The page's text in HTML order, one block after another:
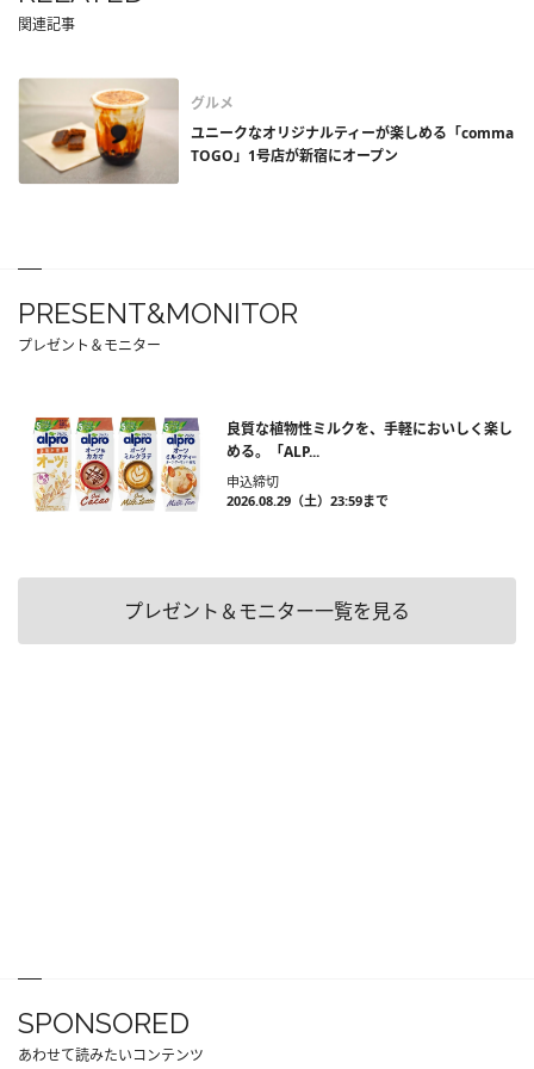
関連記事
グルメ
ユニークなオリジナルティーが楽しめる「comma
TOGO」1号店が新宿にオープン
PRESENT&MONITOR
プレゼント＆モニター
良質な植物性ミルクを、手軽においしく楽し
める。「ALP...
申込締切
2026.08.29（土）23:59まで
プレゼント＆モニター一覧を見る
SPONSORED
あわせて読みたいコンテンツ